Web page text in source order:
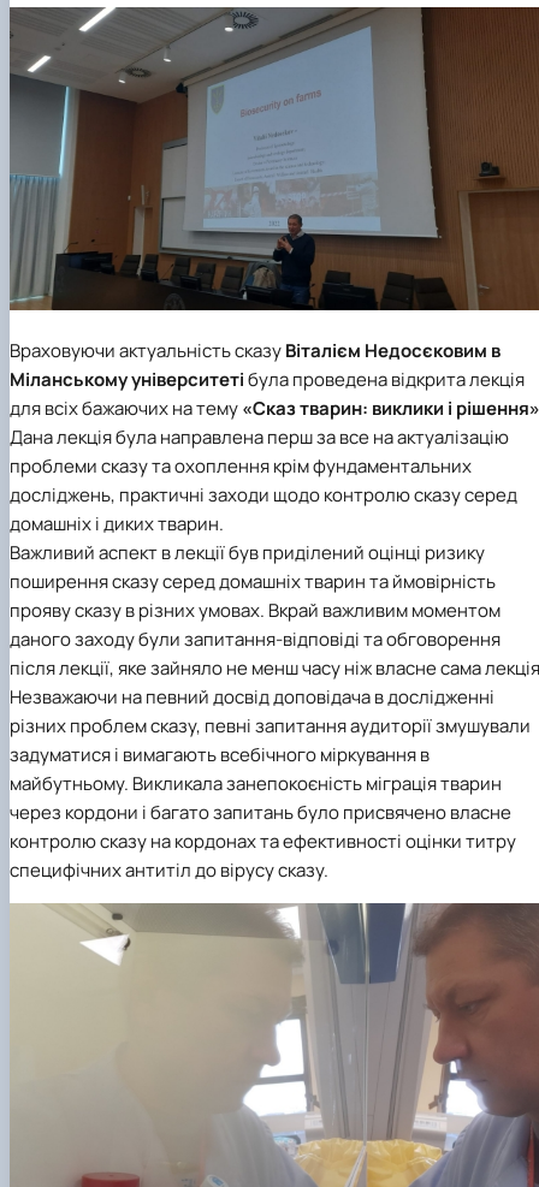
Враховуючи актуальність сказуВіталієм Недосєковим в
Міланському університетібула проведена відкрита лекція
для всіх бажаючих на тему«Сказ тварин: виклики і
Дана лекція була направлена перш за все на актуалізацію
проблеми сказу та охоплення крім фундаментальних
досліджень, практичні заходи щодо контролю сказу серед
домашніх і диких тварин.
Важливий аспект в лекції був приділений оцінці ризику
поширення сказу серед домашніх тварин та ймовірність
прояву сказу в різних умовах. Вкрай важливим моментом
даного заходу були запитання-відповіді та обговорення
після лекції, яке зайняло не менш часу ніж власне сама
Незважаючи на певний досвід доповідача в дослідженні
різних проблем сказу, певні запитання аудиторії змушували
задуматися і вимагають всебічного міркування в
майбутньому. Викликала занепокоєність міграція тварин
через кордони і багато запитань було присвячено власне
контролю сказу на кордонах та ефективності оцінки титру
специфічних антитіл до вірусу сказу.